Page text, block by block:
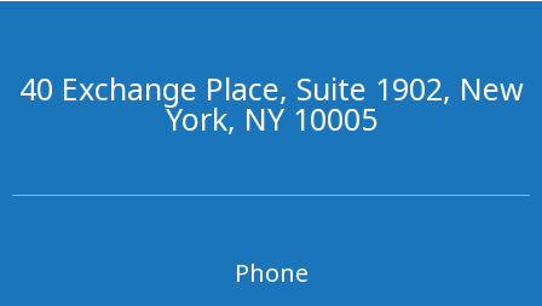
40 Exchange Place, Suite 1902, New
York, NY 10005
Phone